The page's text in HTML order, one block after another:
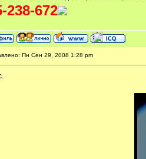
238-672
Пн Сен 29, 2008 1:28 pm